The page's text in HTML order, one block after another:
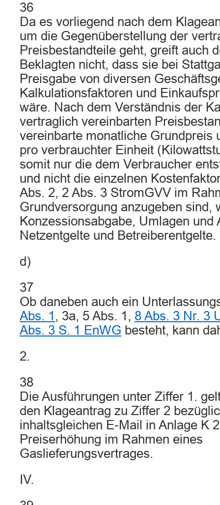
36
Da es vorliegend nach dem
um die Gegenüberstellung der
Preisbestandteile geht, greift auch
Beklagten nicht, dass sie bei
Preisgabe von diversen
Kalkulationsfaktoren und
wäre. Nach dem Verständnis der
vertraglich vereinbarten
vereinbarte monatliche Grundpreis
pro verbrauchter Einheit
somit nur die dem Verbraucher
und nicht die einzelnen
Abs. 2, 2 Abs. 3 StromGVV im
Grundversorgung anzugeben sind,
Konzessionsabgabe, Umlagen und
Netzentgelte und Betreiberentgelte.
d)
37
Ob daneben auch ein
Abs. 1 , 3a, 5 Abs. 1, 8 Abs. 3 Nr. 3
Abs. 3 S. 1 EnWG besteht, kann
2.
38
Die Ausführungen unter Ziffer 1.
den Klageantrag zu Ziffer 2
inhaltsgleichen E-Mail in Anlage K
Preiserhöhung im Rahmen eines
Gaslieferungsvertrages.
IV.